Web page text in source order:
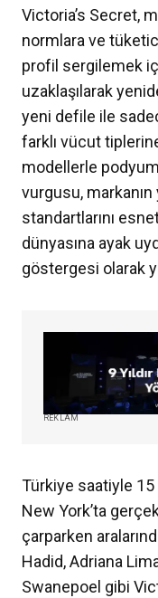
Victoria’s Secret,
normlara ve
profil sergilemek
uzaklaşılarak
yeni defile ile
farklı vücut
modellerle
vurgusu,
standartlarını
dünyasına ayak
göstergesi olarak
REKLAM
Türkiye saatiyle 15
New York’ta
çarparken
Hadid, Adriana
Swanepoel gibi